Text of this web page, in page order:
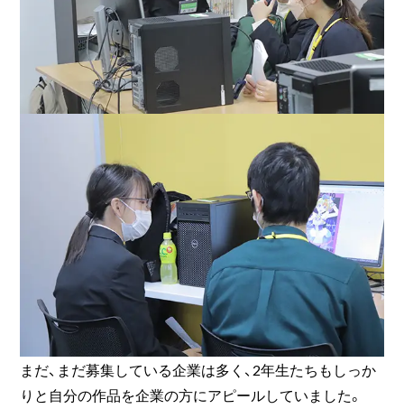
まだ、まだ募集している企業は多く、2年生たちもしっか
りと自分の作品を企業の方にアピールしていました。